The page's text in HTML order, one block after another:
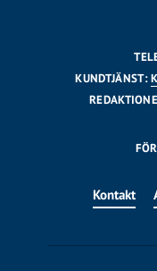
KUNDTJÄNST:
Kontakt